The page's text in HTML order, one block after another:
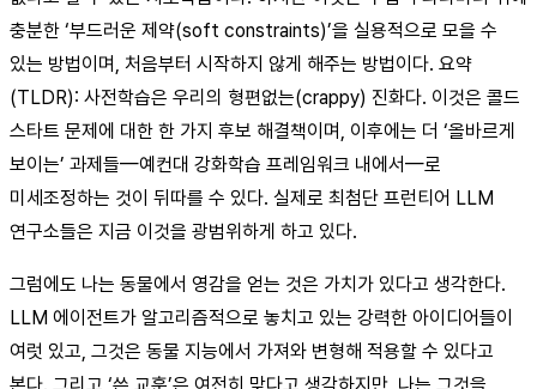
충분한 ‘부드러운 제약(soft constraints)’을 실용적으로 모을 수
있는 방법이며, 처음부터 시작하지 않게 해주는 방법이다. 요약
(TLDR): 사전학습은 우리의 형편없는(crappy) 진화다. 이것은 콜드
스타트 문제에 대한 한 가지 후보 해결책이며, 이후에는 더 ‘올바르게
보이는’ 과제들—예컨대 강화학습 프레임워크 내에서—로
미세조정하는 것이 뒤따를 수 있다. 실제로 최첨단 프런티어 LLM
연구소들은 지금 이것을 광범위하게 하고 있다.
그럼에도 나는 동물에서 영감을 얻는 것은 가치가 있다고 생각한다.
LLM 에이전트가 알고리즘적으로 놓치고 있는 강력한 아이디어들이
여럿 있고, 그것은 동물 지능에서 가져와 변형해 적용할 수 있다고
본다. 그리고 ‘쓴 교훈’은 여전히 맞다고 생각하지만, 나는 그것을